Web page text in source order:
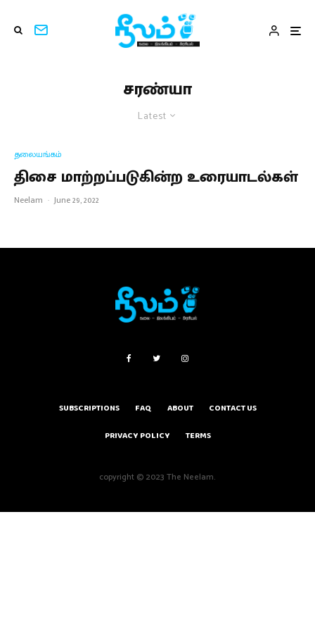
சரண்யா
Latest
தலையங்கம்
திசை மாற்றப்படுகின்ற உரையாடல்கள்
Neelam · June 29, 2022
SUBSCRIPTIONS FAQ ABOUT CONTACT US
PRIVACY POLICY TERMS
copyright © 2023 The Neelam.